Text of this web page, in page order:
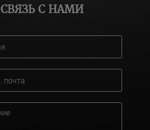
СВЯЗЬ С НАМИ